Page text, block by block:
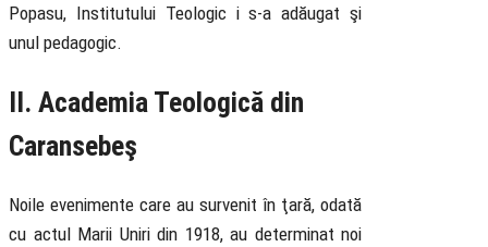
Popasu, Institutului Teologic i s-a adăugat şi
unul pedagogic.
II. Academia Teologică din
Caransebeş
Noile evenimente care au survenit în ţară, odată
cu actul Marii Uniri din 1918, au determinat noi